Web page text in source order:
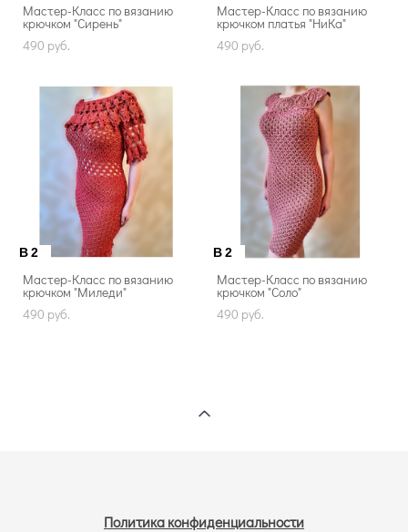
Мастер-Класс по вязанию
крючком "Сирень"
490 pуб.
Мастер-Класс по вязанию
крючком платья "НиКа"
490 pуб.
B2
Мастер-Класс по вязанию
крючком "Миледи"
490 pуб.
B2
Мастер-Класс по вязанию
крючком "Соло"
490 pуб.
Политика конфиденциальности